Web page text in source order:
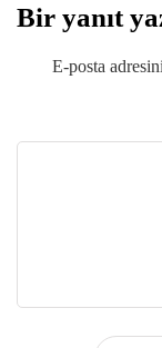
Bir yanıt
E-posta